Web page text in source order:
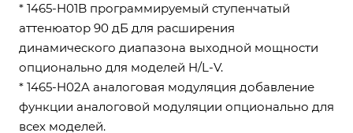
* 1465-H01B программируемый ступенчатый
аттенюатор 90 дБ для расширения
динамического диапазона выходной мощности
опционально для моделей H/L-V.
* 1465-H02A аналоговая модуляция добавление
функции аналоговой модуляции опционально для
всех моделей.